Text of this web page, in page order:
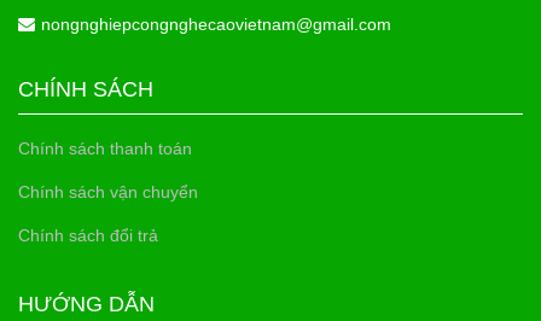
nongnghiepcongnghecaovietnam@gmail.com
CHÍNH SÁCH
Chính sách thanh toán
Chính sách vận chuyển
Chính sách đổi trả
HƯỚNG DẪN